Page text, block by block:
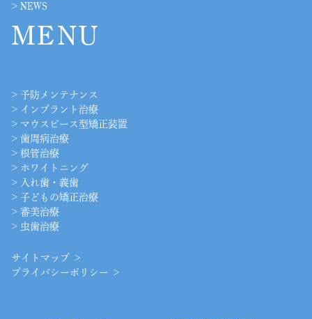
> NEWS
MENU
> 予防メンテナンス
> インプラント治療
> マウスピース型矯正装置
> 歯周病治療
> 根管治療
> ホワイトニング
> 入れ歯・義歯
> 子どもの矯正治療
> 審美治療
> 虫歯治療
サイトマップ ＞
プライバシーポリシー ＞